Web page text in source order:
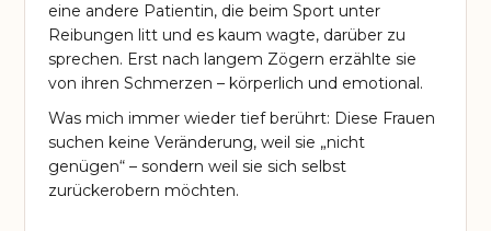
eine andere Patientin, die beim Sport unter
Reibungen litt und es kaum wagte, darüber zu
sprechen. Erst nach langem Zögern erzählte sie
von ihren Schmerzen – körperlich und emotional.
Was mich immer wieder tief berührt: Diese Frauen
suchen keine Veränderung, weil sie „nicht
genügen“ – sondern weil sie sich selbst
zurückerobern möchten.